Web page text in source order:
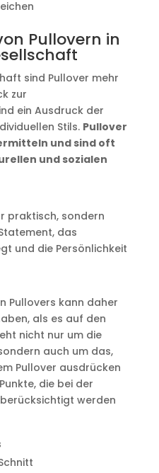
Pullovern in
sind Pullover mehr
zur
ein Ausdruck der
Stils. Pullover
und sind oft
und sozialen
praktisch, sondern
das
und die Persönlichkeit
Pullovers kann daher
als es auf den
nicht nur um die
auch um das,
Pullover ausdrücken
die bei der
werden